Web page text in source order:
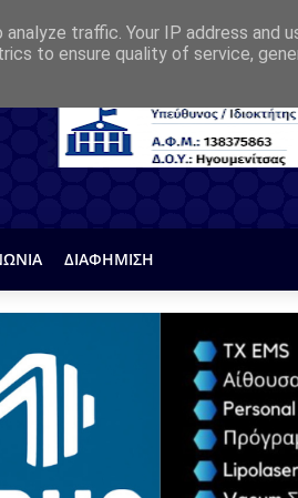
ΔΙΑΦΗΜΙΣΗ
traffic. Your IP address and
to ensure quality of service,